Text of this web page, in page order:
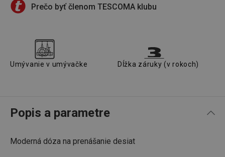
Prečo byť členom TESCOMA klubu
Umývanie v umývačke Dĺžka záruky (v rokoch)
Popis a parametre
Moderná dóza na prenášanie desiat